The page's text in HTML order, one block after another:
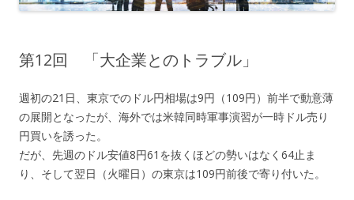
第12回 「大企業とのトラブル」
週初の21日、東京でのドル円相場は9円（109円）前半で動意薄
の展開となったが、海外では米韓同時軍事演習が一時ドル売り
円買いを誘った。
だが、先週のドル安値8円61を抜くほどの勢いはなく64止ま
り、そして翌日（火曜日）の東京は109円前後で寄り付いた。